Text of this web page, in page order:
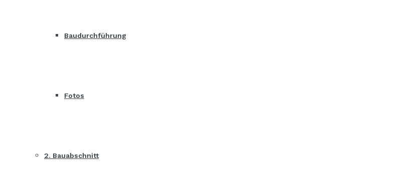
Baudurchführung
Fotos
2. Bauabschnitt